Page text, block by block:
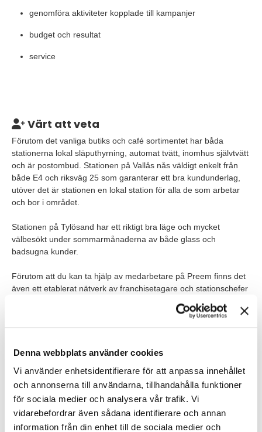
Denna webbplats använder cookies
Vi använder enhetsidentifierare för att anpassa innehållet
och annonserna till användarna, tillhandahålla funktioner
för sociala medier och analysera vår trafik. Vi
vidarebefordrar även sådana identifierare och annan
information från din enhet till de sociala medier och
genomföra aktiviteter kopplade till kampanjer
budget och resultat
service
Värt att veta
Förutom det vanliga butiks och café sortimentet har båda
stationerna lokal släputhyrning, automat tvätt, inomhus självtvätt
och är postombud. Stationen på Vallås nås väldigt enkelt från
både E4 och riksväg 25 som garanterar ett bra kundunderlag,
utöver det är stationen en lokal station för alla de som arbetar
och bor i området.
Stationen på Tylösand har ett riktigt bra läge och mycket
välbesökt under sommarmånaderna av både glass och
badsugna kunder.
Förutom att du kan ta hjälp av medarbetare på Preem finns det
även ett etablerat nätverk av franchisetagare och stationschefer
Våra förväntningar
Vi söker dig som har erfarenhet av:
ledarskap
sälj